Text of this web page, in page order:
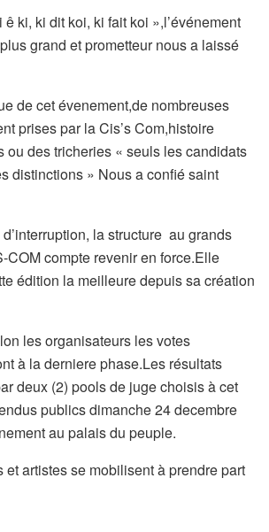
ki, ki dit koi, ki fait koi »,l’événement
grand et prometteur nous a laissé
de cet évenement,de nombreuses
prises par la Cis’s Com,histoire
ou des tricheries « seuls les candidats
distinctions » Nous a confié saint
la structure au grands
COM compte revenir en force.Elle
édition la meilleure depuis sa création
les organisateurs les votes
à la derniere phase.Les résultats
deux (2) pools de juge choisis à cet
publics dimanche 24 decembre
au palais du peuple.
et artistes se mobilisent à prendre part